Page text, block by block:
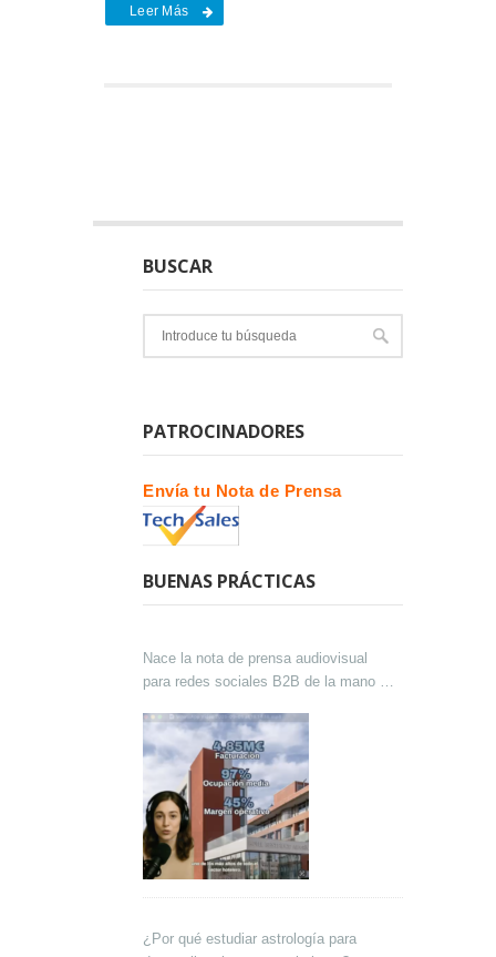
Leer Más
BUSCAR
PATROCINADORES
Envía tu Nota de Prensa
BUENAS PRÁCTICAS
Nace la nota de prensa audiovisual
para redes sociales B2B de la mano de
¿Por qué estudiar astrología para